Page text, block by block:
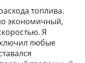
топлива.
экономичный,
Я
любые